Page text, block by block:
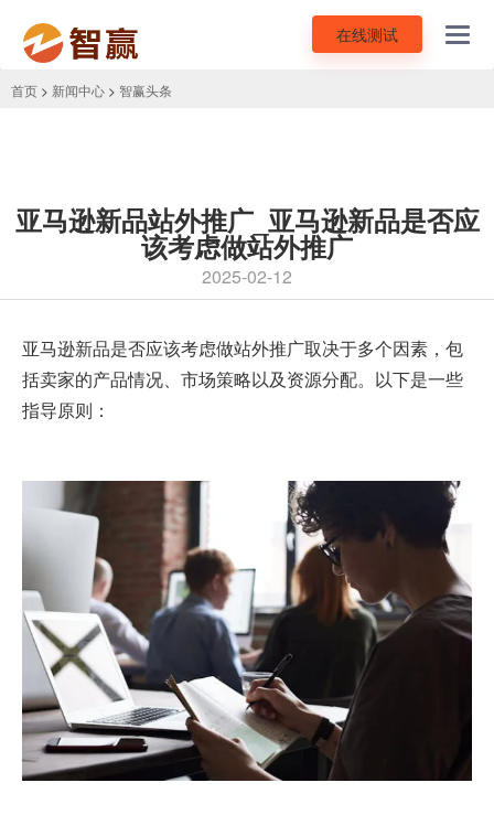
在线测试
首页 > 新闻中心 > 智赢头条
亚马逊新品站外推广_亚马逊新品是否应
该考虑做站外推广
2025-02-12
亚马逊新品是否应该考虑做站外推广取决于多个因素，包
括卖家的产品情况、市场策略以及资源分配。以下是一些
指导原则：